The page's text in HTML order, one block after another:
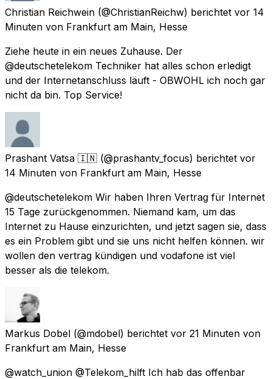
Christian Reichwein (@ChristianReichw) berichtet vor 14
Minuten von Frankfurt am Main, Hesse
Ziehe heute in ein neues Zuhause. Der
@deutschetelekom Techniker hat alles schon erledigt
und der Internetanschluss läuft - OBWOHL ich noch gar
nicht da bin. Top Service!
Prashant Vatsa 🇮🇳 (@prashantv_focus) berichtet vor
14 Minuten von Frankfurt am Main, Hesse
@deutschetelekom Wir haben Ihren Vertrag für Internet
15 Tage zurückgenommen. Niemand kam, um das
Internet zu Hause einzurichten, und jetzt sagen sie, dass
es ein Problem gibt und sie uns nicht helfen können. wir
wollen den vertrag kündigen und vodafone ist viel
besser als die telekom.
Markus Dobel (@mdobel) berichtet vor 21 Minuten von
Frankfurt am Main, Hesse
@watch_union @Telekom_hilft Ich hab das offenbar